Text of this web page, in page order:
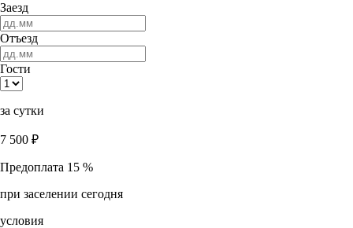
Заезд
Отъезд
Гости
за сутки
7 500 ₽
Предоплата 15 %
при заселении сегодня
условия